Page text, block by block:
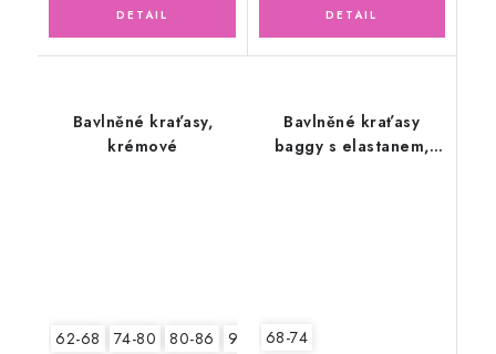
Bavlněné kraťasy,
krémové
62-68 74-80 80-86 92-98 104-110
Bavlněné kraťasy
baggy s elastanem,
68-74